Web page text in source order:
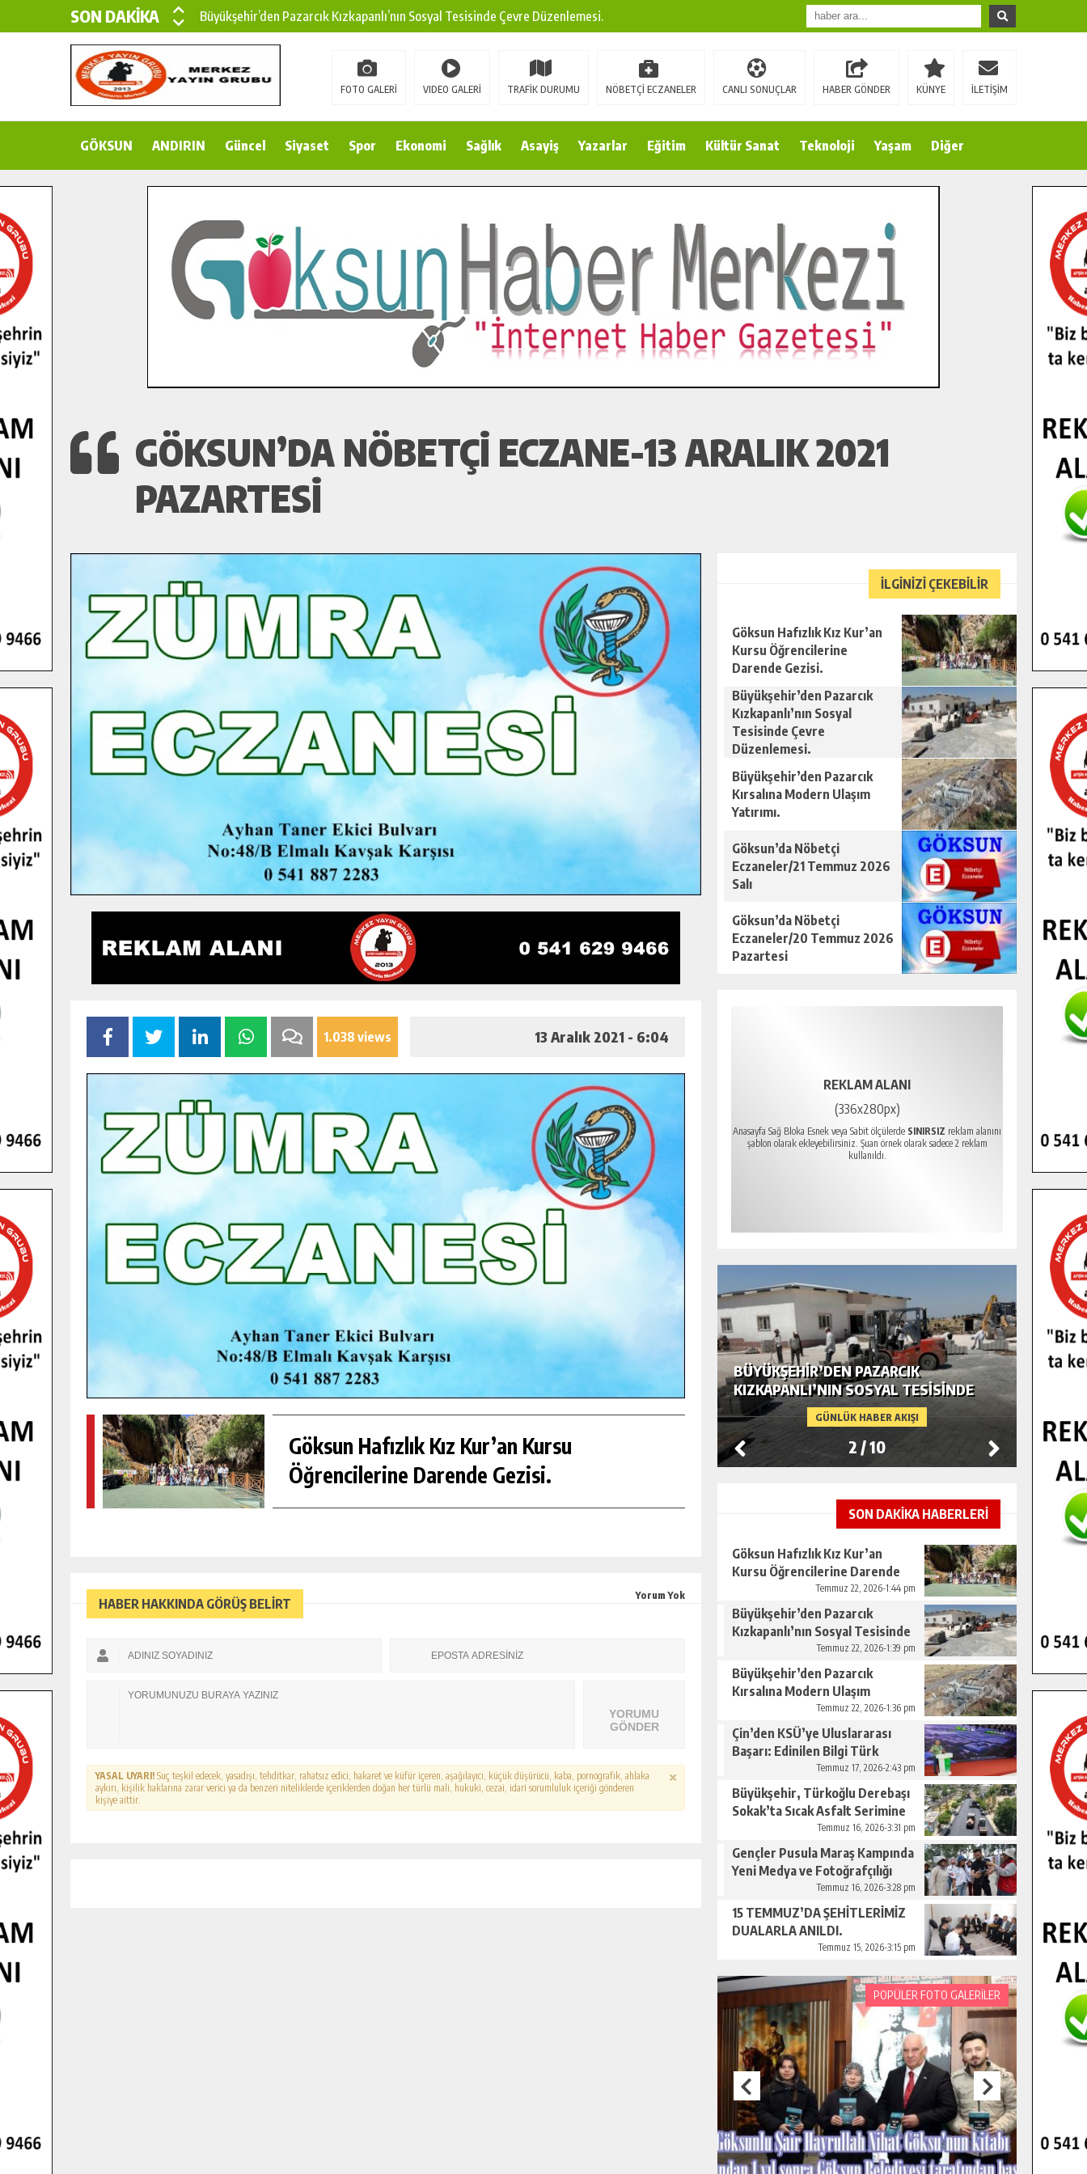
SON DAKİKA
Büyükşehir’den Pazarcık Kızkapanlı’nın Sosyal Tesisinde Çevre Düzenlemesi.
Büyükşehir’den Pazarcık Kırsalına Modern Ulaşım Yatırımı.
Çin’den KSÜ’ye Uluslararası Başarı: Edinilen Bilgi Türk Tarımına Katkı Sağlayacak.
Gençler Pusula Maraş Kampında Yeni Medya ve Fotoğrafçılığı Keşfetti.
İlçe Jandarma Komutanı Karakaya’dan Başkan Cüce’ye Veda Ziyareti.
Bertiz’in Yeni Köprüsünde Sona Doğru.
FOTO GALERİ VIDEO GALERİ TRAFİK DURUMU NÖBETÇİ ECZANELER CANLI SONUÇLAR HABER GÖNDER KÜNYE İLETİŞİM
GÖKSUN ANDIRIN Güncel Siyaset Spor Ekonomi Sağlık Asayiş Yazarlar Eğitim Kültür Sanat Teknoloji Yaşam Diğer
GÖKSUN’DA NÖBETÇI ECZANE-13 ARALIK 2021
PAZARTESI
1.038 views 13 Aralık 2021 - 6:04
Göksun Hafızlık Kız Kur’an Kursu
Öğrencilerine Darende Gezisi.
HABER HAKKINDA GÖRÜŞ BELİRT
Yorum Yok
YORUMU
GÖNDER
YASAL UYARI! Suç teşkil edecek, yasadışı, tehditkar, rahatsız edici, hakaret ve küfür içeren, aşağılayıcı, küçük düşürücü, kaba, pornografik, ahlaka
aykırı, kişilik haklarına zarar verici ya da benzeri niteliklerde içeriklerden doğan her türlü mali, hukuki, cezai, idari sorumluluk içeriği gönderen
kişiye aittir.
İLGİNİZİ ÇEKEBİLİR
Göksun Hafızlık Kız Kur’an
Kursu Öğrencilerine
Darende Gezisi.
Büyükşehir’den Pazarcık
Kızkapanlı’nın Sosyal
Tesisinde Çevre
Düzenlemesi.
Büyükşehir’den Pazarcık
Kırsalına Modern Ulaşım
Yatırımı.
Göksun’da Nöbetçi
Eczaneler/21 Temmuz 2026
Salı
Göksun’da Nöbetçi
Eczaneler/20 Temmuz 2026
Pazartesi
REKLAM ALANI
(336x280px)
Anasayfa Sağ Bloka Esnek veya Sabit ölçülerde SINIRSIZ reklam alanını
şablon olarak ekleyebilirsiniz. Şuan örnek olarak sadece 2 reklam
kullanıldı.
GÜNLÜK HABER AKIŞI
GENÇLER PUSULA MARAŞ KAMPINDA
YENI MEDYA VE FOTOĞRAFÇILIĞI
GÜNLÜK HABER AKIŞI
GÖKSUN HAFIZLIK KIZ KUR’AN KURSU
GÜNLÜK HABER AKIŞI
BÜYÜKŞEHIR’DEN PAZARCIK
KIZKAPANLI’NIN SOSYAL TESISINDE
ÇEVRE DÜZENLEMESI.
2 /10
SON DAKİKA HABERLERİ
Göksun Hafızlık Kız Kur’an
Kursu Öğrencilerine Darende
Temmuz 22, 2026-1:44 pm
Büyükşehir’den Pazarcık
Kızkapanlı’nın Sosyal Tesisinde
Çevre Düzenlemesi.Temmuz 22, 2026-1:39 pm
Büyükşehir’den Pazarcık
Kırsalına Modern Ulaşım
Temmuz 22, 2026-1:36 pm
Çin’den KSÜ’ye Uluslararası
Başarı: Edinilen Bilgi Türk
Tarımına Katkı Sağlayacak.
Temmuz 17, 2026-2:43 pm
Büyükşehir, Türkoğlu Derebaşı
Sokak’ta Sıcak Asfalt Serimine
Temmuz 16, 2026-3:31 pm
Gençler Pusula Maraş Kampında
Yeni Medya ve Fotoğrafçılığı
Temmuz 16, 2026-3:28 pm
15 TEMMUZ’DA ŞEHİTLERİMİZ
DUALARLA ANILDI.
Temmuz 15, 2026-3:15 pm
POPÜLER FOTO GALERİLER